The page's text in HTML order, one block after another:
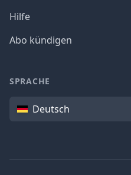
Hilfe
Abo kündigen
SPRACHE
SpracheDeutsch